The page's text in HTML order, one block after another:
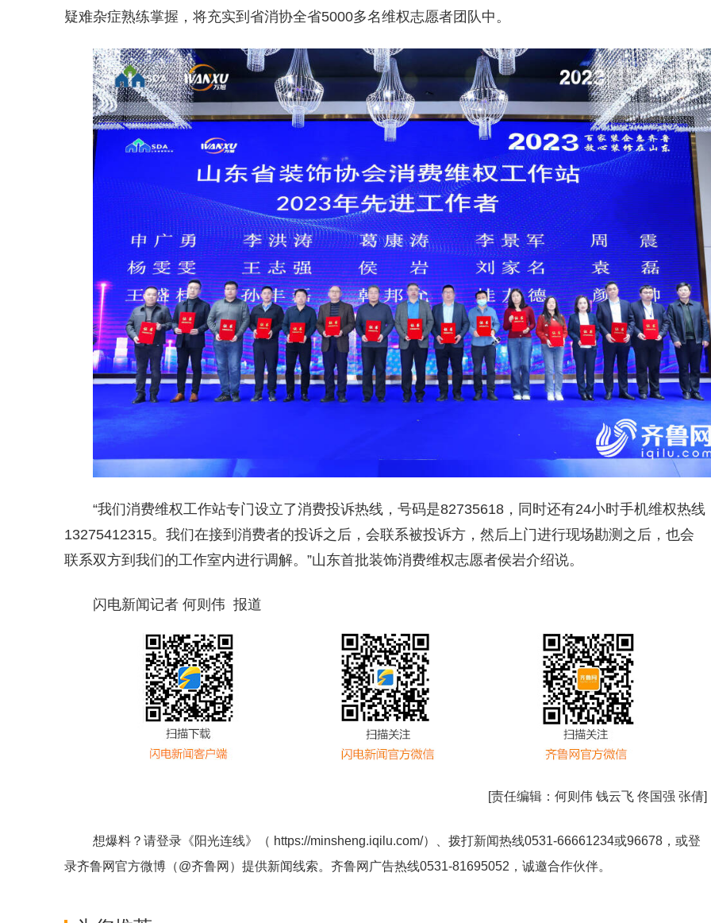
疑难杂症熟练掌握，将充实到省消协全省5000多名维权志愿者团队中。
“我们消费维权工作站专门设立了消费投诉热线，号码是82735618，同时还有24小时手机维权热线
13275412315。我们在接到消费者的投诉之后，会联系被投诉方，然后上门进行现场勘测之后，也会
联系双方到我们的工作室内进行调解。”山东首批装饰消费维权志愿者侯岩介绍说。
闪电新闻记者 何则伟 报道
[责任编辑： 何则伟 钱云飞 佟国强 张倩]
想爆料？请登录《阳光连线》（ https://minsheng.iqilu.com/）、拨打新闻热线0531-66661234或96678，或登
录齐鲁网官方微博（@齐鲁网 ）提供新闻线索。齐鲁网广告热线0531-81695052 ，诚邀合作伙伴。